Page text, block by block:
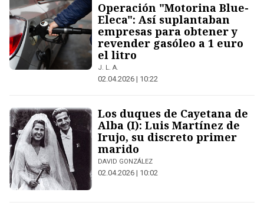
Operación "Motorina Blue-
Eleca": Así suplantaban
empresas para obtener y
revender gasóleo a 1 euro
el litro
J. L. A.
02.04.2026 | 10:22
Los duques de Cayetana de
Alba (I): Luis Martínez de
Irujo, su discreto primer
marido
DAVID GONZÁLEZ
02.04.2026 | 10:02